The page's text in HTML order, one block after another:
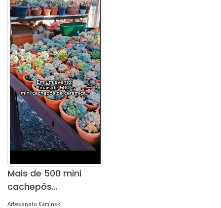
Mais de 500 mini
cachepôs...
Artesanato Kaminski